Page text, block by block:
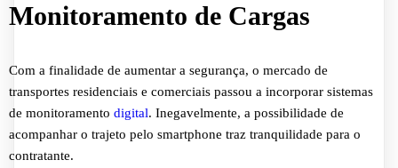
Monitoramento de Cargas
Com a finalidade de aumentar a segurança, o mercado de
transportes residenciais e comerciais passou a incorporar sistemas
de monitoramento digital. Inegavelmente, a possibilidade de
acompanhar o trajeto pelo smartphone traz tranquilidade para o
contratante.